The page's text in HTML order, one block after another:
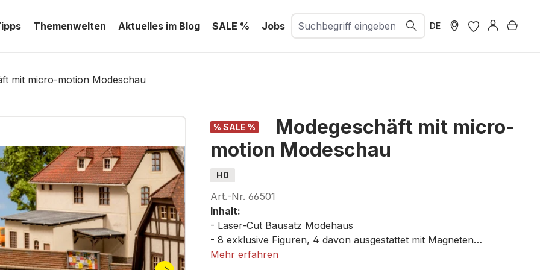
Themenwelten Aktuelles im Blog SALE % Jobs DE
mit micro-motion Modeschau
% SALE %
Modegeschäft mit micro-
motion Modeschau
H0
Art.-Nr.66501
Inhalt:
- Laser-Cut Bausatz Modehaus
- 8 exklusive Figuren, 4 davon ausgestattet mit Magneten
- micro-motion Antrieb
Mehr erfahren